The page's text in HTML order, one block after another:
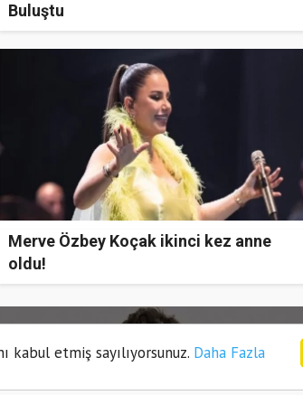
etmiş sayılıyorsunuz. Daha Fazla
Buluştu
Merve Özbey Koçak ikinci kez anne
oldu!